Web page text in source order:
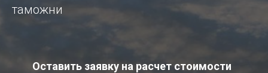
таможни
Оставить заявку на расчет стоимости